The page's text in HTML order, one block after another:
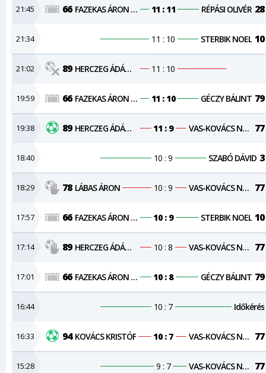
15:28 9 : 7 VAS-KOVÁCS NORBERT 77
16:33 94 KOVÁCS KRISTÓF 10 : 7 VAS-KOVÁCS NORBERT 77
16:44 10 : 7 Időkérés
17:01 66 FAZEKAS ÁRON NÁNDOR 10 : 8 GÉCZY BÁLINT 79
17:14 89 HERCZEG ÁDÁM VIKTOR 10 : 8 VAS-KOVÁCS NORBERT 77
17:57 66 FAZEKAS ÁRON NÁNDOR 10 : 9 STERBIK NOEL 10
18:29 78 LÁBAS ÁRON 10 : 9 VAS-KOVÁCS NORBERT 77
18:40 10 : 9 SZABÓ DÁVID 3
19:38 89 HERCZEG ÁDÁM VIKTOR 11 : 9 VAS-KOVÁCS NORBERT 77
19:59 66 FAZEKAS ÁRON NÁNDOR 11 : 10 GÉCZY BÁLINT 79
21:02 89 HERCZEG ÁDÁM VIKTOR 11 : 10
21:34 11 : 10 STERBIK NOEL 10
21:45 66 FAZEKAS ÁRON NÁNDOR 11 : 11 RÉPÁSI OLIVÉR 28